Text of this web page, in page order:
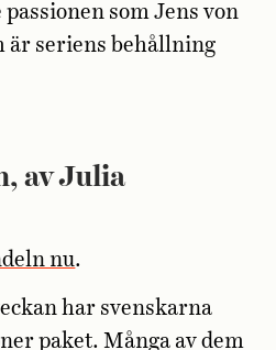
som Jens von
är seriens behållning
av Julia
nu.
har svenskarna
paket. Många av dem